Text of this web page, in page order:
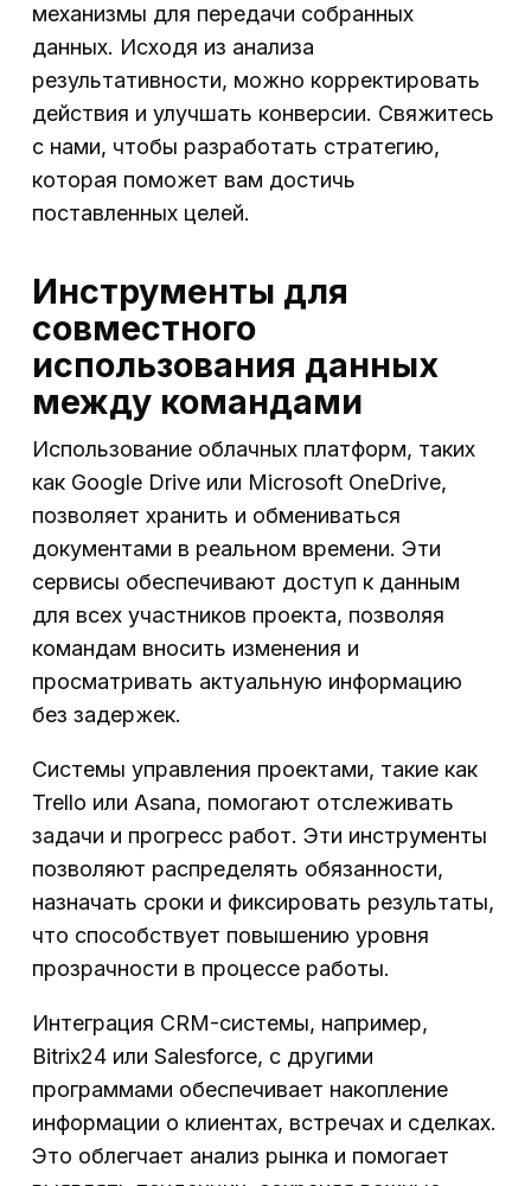
механизмы для передачи собранных
данных. Исходя из анализа
результативности, можно корректировать
действия и улучшать конверсии. Свяжитесь
с нами, чтобы разработать стратегию,
которая поможет вам достичь
поставленных целей.
Инструменты для
совместного
использования данных
между командами
Использование облачных платформ, таких
как Google Drive или Microsoft OneDrive,
позволяет хранить и обмениваться
документами в реальном времени. Эти
сервисы обеспечивают доступ к данным
для всех участников проекта, позволяя
командам вносить изменения и
просматривать актуальную информацию
без задержек.
Системы управления проектами, такие как
Trello или Asana, помогают отслеживать
задачи и прогресс работ. Эти инструменты
позволяют распределять обязанности,
назначать сроки и фиксировать результаты,
что способствует повышению уровня
прозрачности в процессе работы.
Интеграция CRM-системы, например,
Bitrix24 или Salesforce, с другими
программами обеспечивает накопление
информации о клиентах, встречах и сделках.
Это облегчает анализ рынка и помогает